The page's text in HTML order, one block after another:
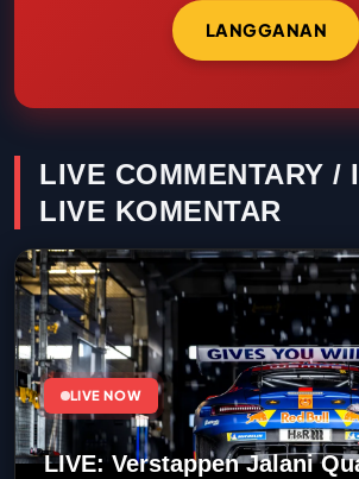
LANGGANAN
LIVE COMMENTARY /
LIVE KOMENTAR
LIVE NOW
LIVE: Verstappen Jalani